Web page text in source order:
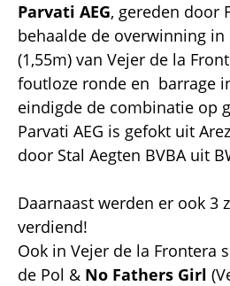
Parvati AEG, gereden door
behaalde de overwinning in
(1,55m) van Vejer de la
foutloze ronde en barrage
eindigde de combinatie op
Parvati AEG is gefokt uit
door Stal Aegten BVBA uit
Daarnaast werden er ook 3
verdiend!
Ook in Vejer de la Frontera
de Pol & No Fathers Girl